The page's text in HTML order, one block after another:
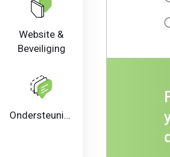
Website &
Beveiliging
Ondersteuning